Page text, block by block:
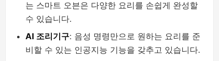
는 스마트 오븐은 다양한 요리를 손쉽게 완성할
수 있습니다.
AI 조리기구: 음성 명령만으로 원하는 요리를 준
비할 수 있는 인공지능 기능을 갖추고 있습니다.